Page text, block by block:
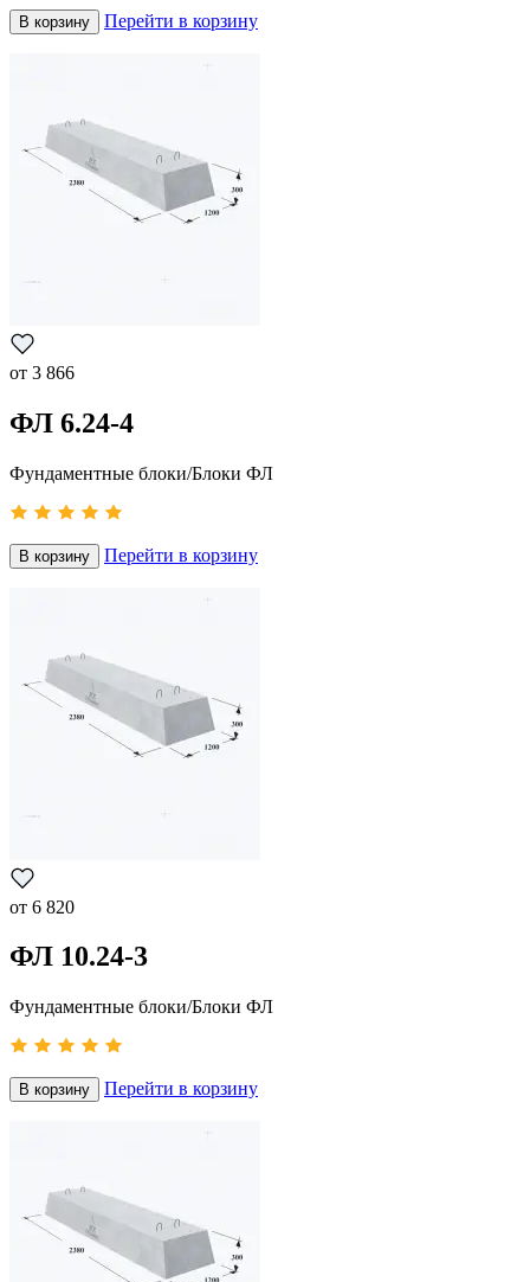
В корзину Перейти в корзину
от 3 866
ФЛ 6.24-4
Фундаментные блоки/Блоки ФЛ
В корзину Перейти в корзину
от 6 820
ФЛ 10.24-3
Фундаментные блоки/Блоки ФЛ
В корзину Перейти в корзину